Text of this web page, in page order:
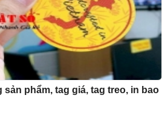
sản phẩm, tag giá, tag treo, in bao